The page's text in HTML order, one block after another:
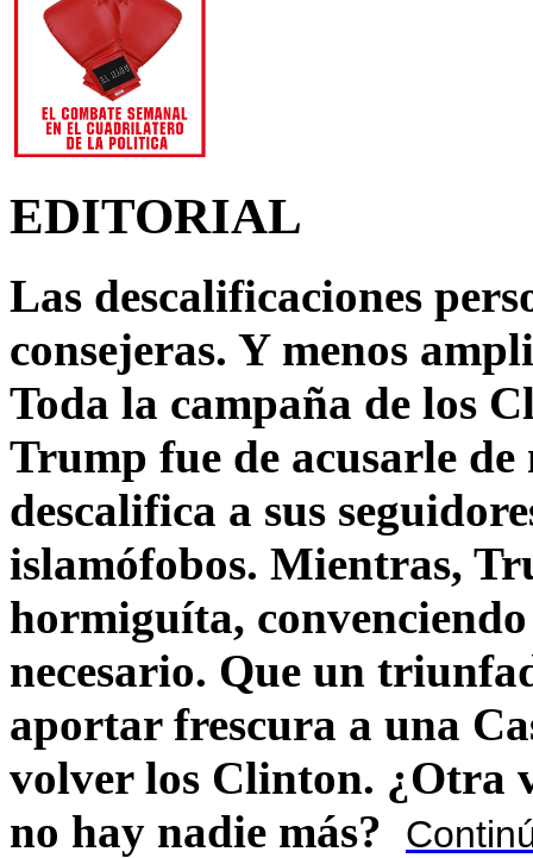
EDITORIAL
Las descalificaciones
consejeras. Y menos
Toda la campaña de los
Trump fue de acusarle
descalifica a sus
islamófobos. Mientras,
hormiguíta,
necesario. Que un
aportar frescura a una
volver los Clinton. ¿Otra
no hay nadie más?